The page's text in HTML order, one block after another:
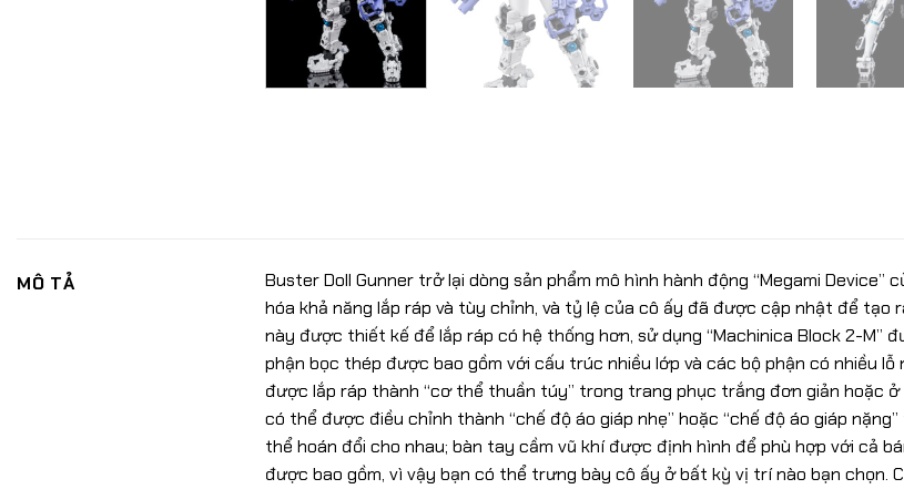
MÔ TẢ
Buster Doll Gunner trở lại dòng sản phẩm mô hình hành động “Megami
hóa khả năng lắp ráp và tùy chỉnh, và tỷ lệ của cô ấy đã được cập nhật để
này được thiết kế để lắp ráp có hệ thống hơn, sử dụng “Machinica Block 2-
phận bọc thép được bao gồm với cấu trúc nhiều lớp và các bộ phận có nhiều
được lắp ráp thành “cơ thể thuần túy” trong trang phục trắng đơn giản hoặc
có thể được điều chỉnh thành “chế độ áo giáp nhẹ” hoặc “chế độ áo giáp
thể hoán đổi cho nhau; bàn tay cầm vũ khí được định hình để phù hợp với cả
được bao gồm, vì vậy bạn có thể trưng bày cô ấy ở bất kỳ vị trí nào bạn chọn.